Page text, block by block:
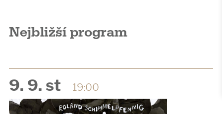
Nejbližší program
9. 9. st 19:00